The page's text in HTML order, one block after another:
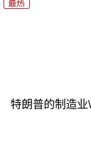
最热
特朗普的制造业